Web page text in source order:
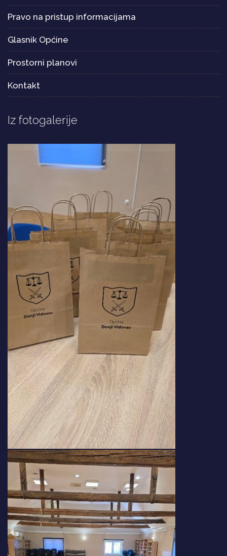
Pravo na pristup informacijama
Glasnik Općine
Prostorni planovi
Kontakt
Iz fotogalerije